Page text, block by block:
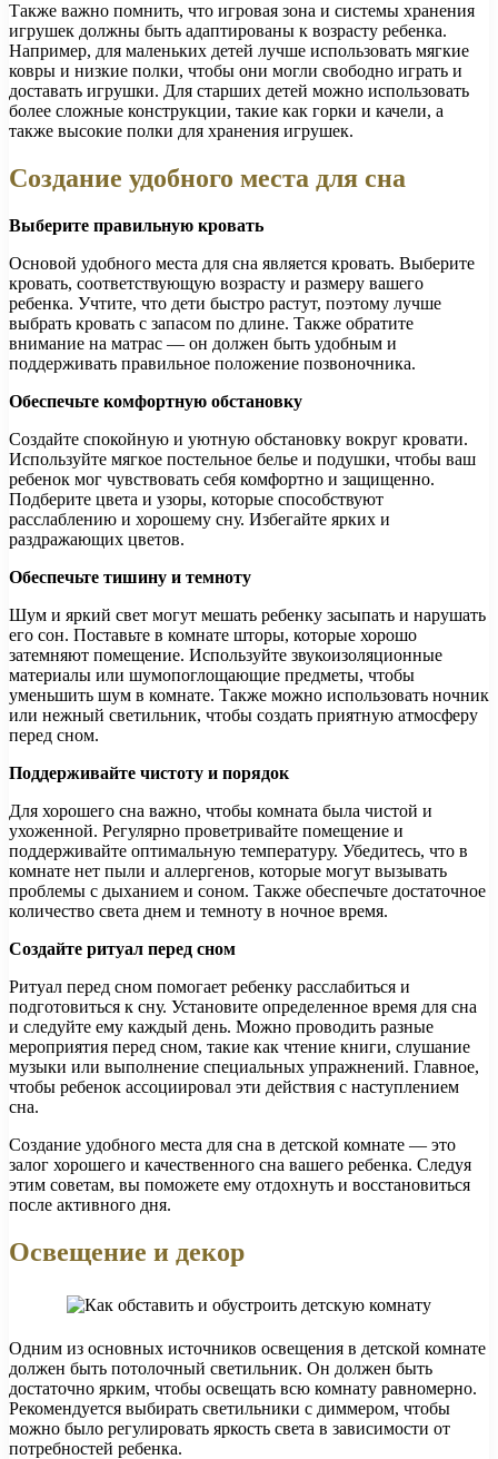
Также важно помнить, что игровая зона и системы хранения
игрушек должны быть адаптированы к возрасту ребенка.
Например, для маленьких детей лучше использовать мягкие
ковры и низкие полки, чтобы они могли свободно играть и
доставать игрушки. Для старших детей можно использовать
более сложные конструкции, такие как горки и качели, а
также высокие полки для хранения игрушек.
Создание удобного места для сна
Выберите правильную кровать
Основой удобного места для сна является кровать. Выберите
кровать, соответствующую возрасту и размеру вашего
ребенка. Учтите, что дети быстро растут, поэтому лучше
выбрать кровать с запасом по длине. Также обратите
внимание на матрас — он должен быть удобным и
поддерживать правильное положение позвоночника.
Обеспечьте комфортную обстановку
Создайте спокойную и уютную обстановку вокруг кровати.
Используйте мягкое постельное белье и подушки, чтобы ваш
ребенок мог чувствовать себя комфортно и защищенно.
Подберите цвета и узоры, которые способствуют
расслаблению и хорошему сну. Избегайте ярких и
раздражающих цветов.
Обеспечьте тишину и темноту
Шум и яркий свет могут мешать ребенку засыпать и нарушать
его сон. Поставьте в комнате шторы, которые хорошо
затемняют помещение. Используйте звукоизоляционные
материалы или шумопоглощающие предметы, чтобы
уменьшить шум в комнате. Также можно использовать ночник
или нежный светильник, чтобы создать приятную атмосферу
перед сном.
Поддерживайте чистоту и порядок
Для хорошего сна важно, чтобы комната была чистой и
ухоженной. Регулярно проветривайте помещение и
поддерживайте оптимальную температуру. Убедитесь, что в
комнате нет пыли и аллергенов, которые могут вызывать
проблемы с дыханием и соном. Также обеспечьте достаточное
количество света днем и темноту в ночное время.
Создайте ритуал перед сном
Ритуал перед сном помогает ребенку расслабиться и
подготовиться к сну. Установите определенное время для сна
и следуйте ему каждый день. Можно проводить разные
мероприятия перед сном, такие как чтение книги, слушание
музыки или выполнение специальных упражнений. Главное,
чтобы ребенок ассоциировал эти действия с наступлением
сна.
Создание удобного места для сна в детской комнате — это
залог хорошего и качественного сна вашего ребенка. Следуя
этим советам, вы поможете ему отдохнуть и восстановиться
после активного дня.
Освещение и декор
Одним из основных источников освещения в детской комнате
должен быть потолочный светильник. Он должен быть
достаточно ярким, чтобы освещать всю комнату равномерно.
Рекомендуется выбирать светильники с диммером, чтобы
можно было регулировать яркость света в зависимости от
потребностей ребенка.